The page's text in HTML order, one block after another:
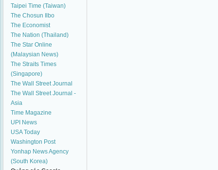
Taipei Time (Taiwan)
The Chosun Ilbo
The Economist
The Nation (Thailand)
The Star Online
(Malaysian News)
The Straits Times
(Singapore)
The Wall Street Journal
The Wall Street Journal -
Asia
Time Magazine
UPI News
USA Today
Washington Post
Yonhap News Agency
(South Korea)